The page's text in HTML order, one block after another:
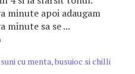
minute apoi adaugam
minute sa se ...
cu menta, busuioc si chilli